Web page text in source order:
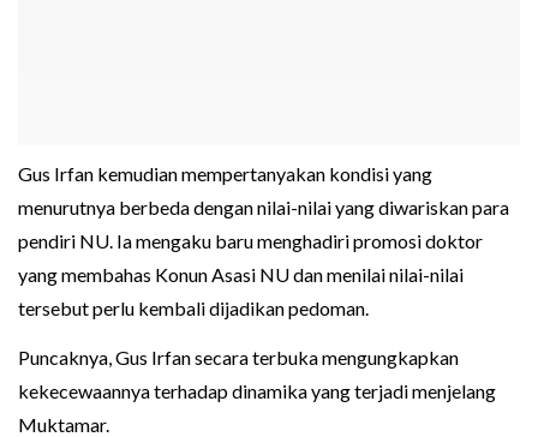
Gus Irfan kemudian mempertanyakan kondisi yang
menurutnya berbeda dengan nilai-nilai yang diwariskan para
pendiri NU. Ia mengaku baru menghadiri promosi doktor
yang membahas Konun Asasi NU dan menilai nilai-nilai
tersebut perlu kembali dijadikan pedoman.
Puncaknya, Gus Irfan secara terbuka mengungkapkan
kekecewaannya terhadap dinamika yang terjadi menjelang
Muktamar.